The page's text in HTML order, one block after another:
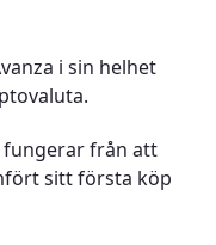
i sin helhet
från att
sitt första köp